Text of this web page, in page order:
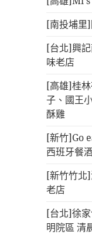
[南投埔里
[台北]興
味老店
[高雄]桂
子、國王
酥雞
[新竹]Go
西班牙餐
[新竹竹北
老店
[台北]徐
明院區 清